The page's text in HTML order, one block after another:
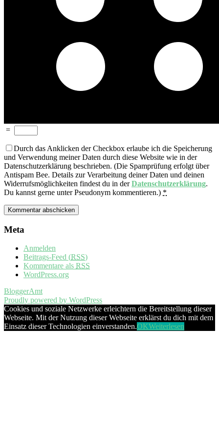
=
Durch das Anklicken der Checkbox erlaube ich die Speicherung
und Verwendung meiner Daten durch diese Website wie in der
Datenschutzerklärung beschrieben. (Die Spamprüfung erfolgt über
Antispam Bee. Details zur Verarbeitung deiner Daten und deinen
Widerrufsmöglichkeiten findest du in derDatenschutzerklärung.
Du kannst gerne unter Pseudonym kommentieren.) *
Meta
Anmelden
Beitrags-Feed (RSS)
Kommentare als RSS
WordPress.org
BloggerAmt
Proudly powered by WordPress
Cookies und soziale Netzwerke erleichtern die Bereitstellung dieser
Webseite. Mit der Nutzung dieser Webseite erklärst du dich mit dem
Einsatz dieser Technologien einverstanden.OKWeiterlesen